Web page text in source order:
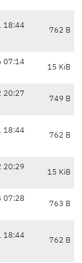
18:44
762 B
07:14
15 KiB
20:27
749 B
18:44
762 B
20:29
15 KiB
07:28
763 B
18:44
762 B